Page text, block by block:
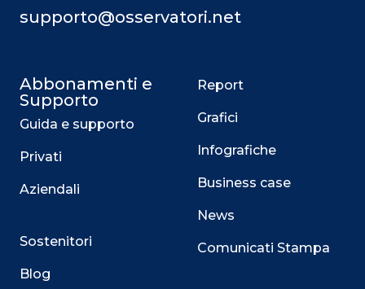
supporto@osservatori.net
Abbonamenti e
Supporto
Guida e supporto
Privati
Aziendali
Sostenitori
Blog
Report
Grafici
Infografiche
Business case
News
Comunicati Stampa